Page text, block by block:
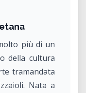
più di un
della cultura
tramandata
Nata a